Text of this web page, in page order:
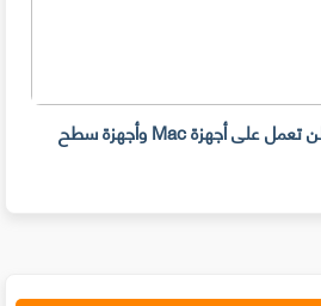
مرشحات Snap Camera لن تعمل على أجهزة Mac وأجهزة سطح